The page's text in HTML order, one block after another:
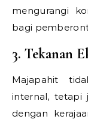
mengurangi
bagi
3. Tekanan
Majapahit
internal, tetapi
dengan